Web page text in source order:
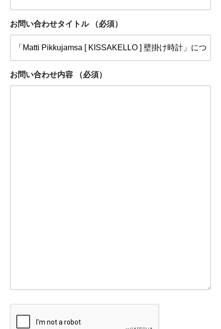
お問い合わせタイトル （必須）
お問い合わせ内容 （必須）